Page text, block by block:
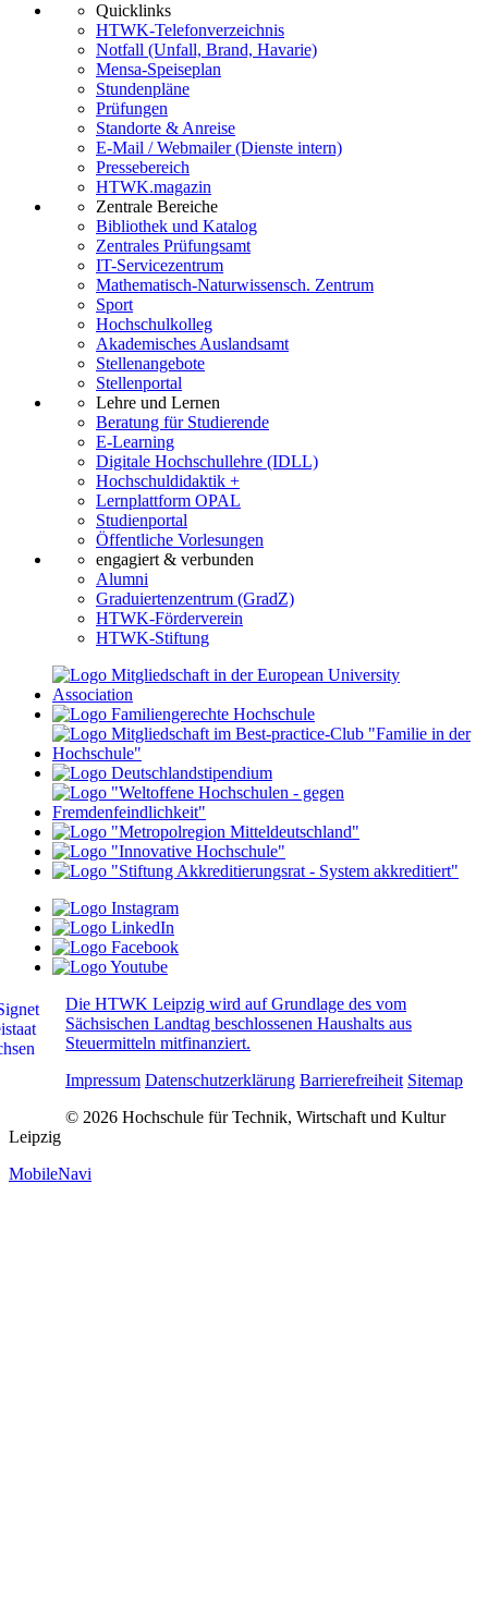
Quicklinks
HTWK-Telefonverzeichnis
Notfall (Unfall, Brand, Havarie)
Mensa-Speiseplan
Stundenpläne
Prüfungen
Standorte & Anreise
E-Mail / Webmailer (Dienste intern)
Pressebereich
HTWK.magazin
Zentrale Bereiche
Bibliothek und Katalog
Zentrales Prüfungsamt
IT-Servicezentrum
Mathematisch-Naturwissensch. Zentrum
Sport
Hochschulkolleg
Akademisches Auslandsamt
Stellenangebote
Stellenportal
Lehre und Lernen
Beratung für Studierende
E-Learning
Digitale Hochschullehre (IDLL)
Hochschuldidaktik +
Lernplattform OPAL
Studienportal
Öffentliche Vorlesungen
engagiert & verbunden
Alumni
Graduiertenzentrum (GradZ)
HTWK-Förderverein
HTWK-Stiftung
Die HTWK Leipzig wird auf Grundlage des vom
Sächsischen Landtag beschlossenen Haushalts aus
Steuermitteln mitfinanziert.
Impressum Datenschutzerklärung Barrierefreiheit Sitemap
© 2026 Hochschule für Technik, Wirtschaft und Kultur
Leipzig
MobileNavi